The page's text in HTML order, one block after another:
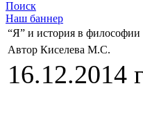
Поиск
Наш баннер
“Я” и история в философии
Автор Киселева М.С.
16.12.2014